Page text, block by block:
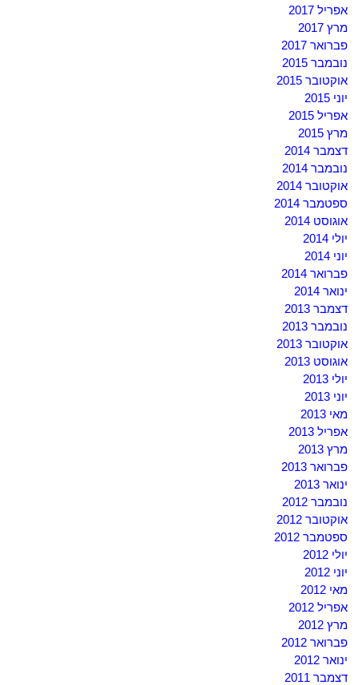
אפריל 2017
מרץ 2017
פברואר 2017
נובמבר 2015
אוקטובר 2015
יוני 2015
אפריל 2015
מרץ 2015
דצמבר 2014
נובמבר 2014
אוקטובר 2014
ספטמבר 2014
אוגוסט 2014
יולי 2014
יוני 2014
פברואר 2014
ינואר 2014
דצמבר 2013
נובמבר 2013
אוקטובר 2013
אוגוסט 2013
יולי 2013
יוני 2013
מאי 2013
אפריל 2013
מרץ 2013
פברואר 2013
ינואר 2013
נובמבר 2012
אוקטובר 2012
ספטמבר 2012
יולי 2012
יוני 2012
מאי 2012
אפריל 2012
מרץ 2012
פברואר 2012
ינואר 2012
דצמבר 2011